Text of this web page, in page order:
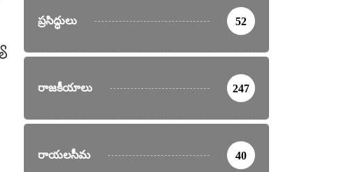
సంకీర్తనలు
ప్రసిద్ధులు 52
రాజకీయాలు 247
రాయలసీమ 40